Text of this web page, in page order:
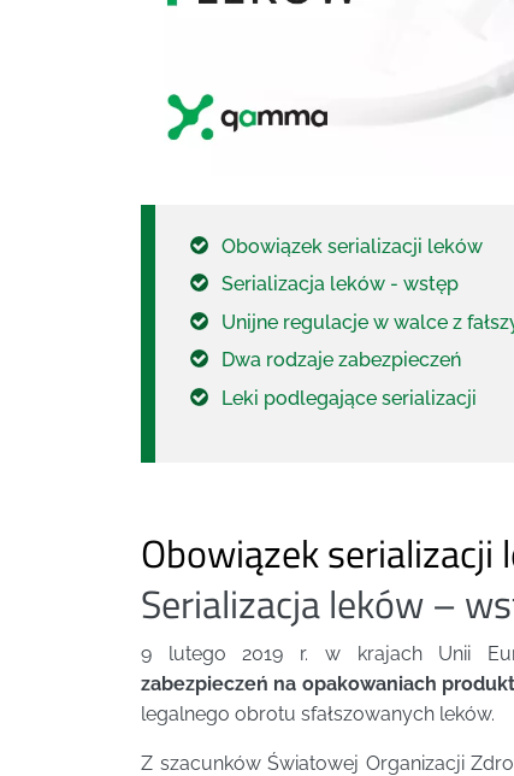
Obowiązek serializacji leków
Serializacja leków - wstęp
Unijne regulacje w walce z
Dwa rodzaje zabezpieczeń
Leki podlegające serializacji
Obowiązek serializacji
Serializacja leków –
9 lutego 2019 r. w krajach Unii
zabezpieczeń na opakowaniach
legalnego obrotu sfałszowanych leków.
Z szacunków Światowej Organizacji